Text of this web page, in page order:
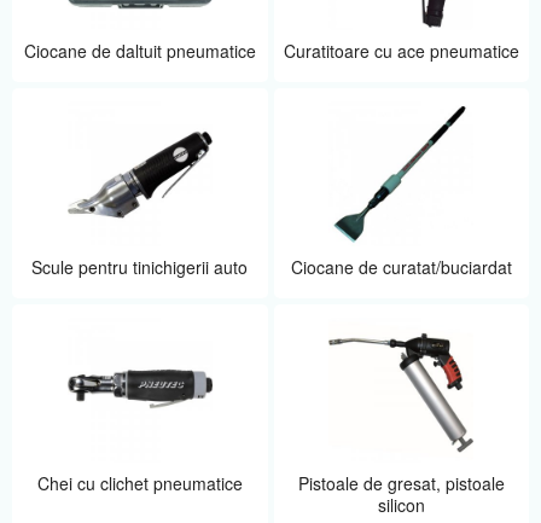
Ciocane de daltuit pneumatice Curatitoare cu ace pneumatice
Scule pentru tinichigerii auto Ciocane de curatat/buciardat
Chei cu clichet pneumatice
Pistoale de gresat, pistoale
silicon